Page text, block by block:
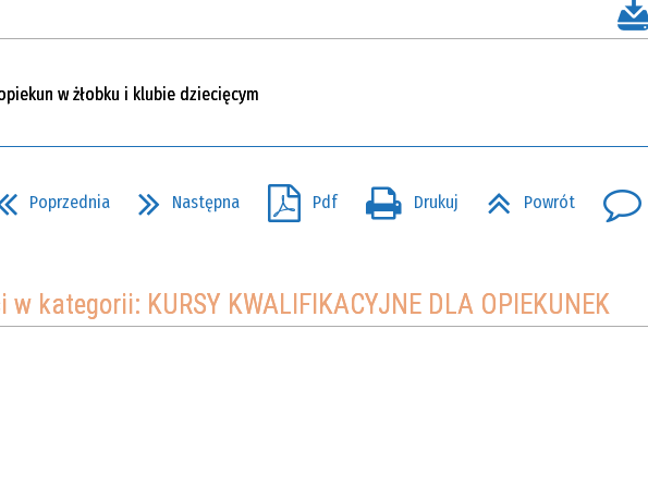
opiekun w żłobku i klubie dziecięcym
Poprzednia Następna Pdf Drukuj Powrót
kategorii: KURSY KWALIFIKACYJNE DLA OPIEKUNEK